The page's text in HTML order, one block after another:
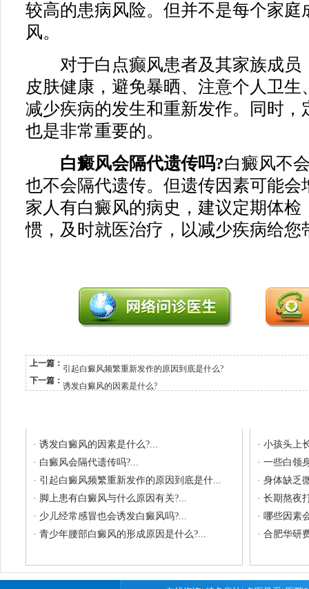
较高的患病风险。但并不是每个家庭
风。
对于白点癫风患者及其家族成员
皮肤健康，避免暴晒、注意个人卫
减少疾病的发生和重新发作。同时，
也是非常重要的。
白癜风会隔代遗传吗?白癜风不
也不会隔代遗传。但遗传因素可能会
家人有白癜风的病史，建议定期体检
惯，及时就医治疗，以减少疾病给您
上一篇： 引起白癜风频繁重新发作的原因到底是什么?
下一篇： 诱发白癜风的因素是什么?
· 诱发白癜风的因素是什么?...
· 白癜风会隔代遗传吗?...
· 引起白癜风频繁重新发作的原因到底是什...
· 脚上患有白癜风与什么原因有关?...
· 少儿经常感冒也会诱发白癜风吗?...
· 青少年腰部白癜风的形成原因是什么?...
· 小孩头上
· 一些白领
· 身体缺乏
· 长期熬夜
· 哪些因素
· 合肥华研